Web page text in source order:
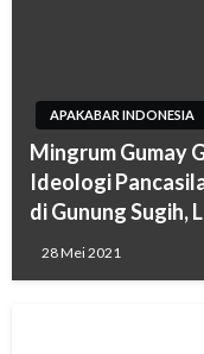
APAKABAR INDONESIA
Mingrum Gumay
Ideologi
di Gunung Sugih,
28 Mei 2021